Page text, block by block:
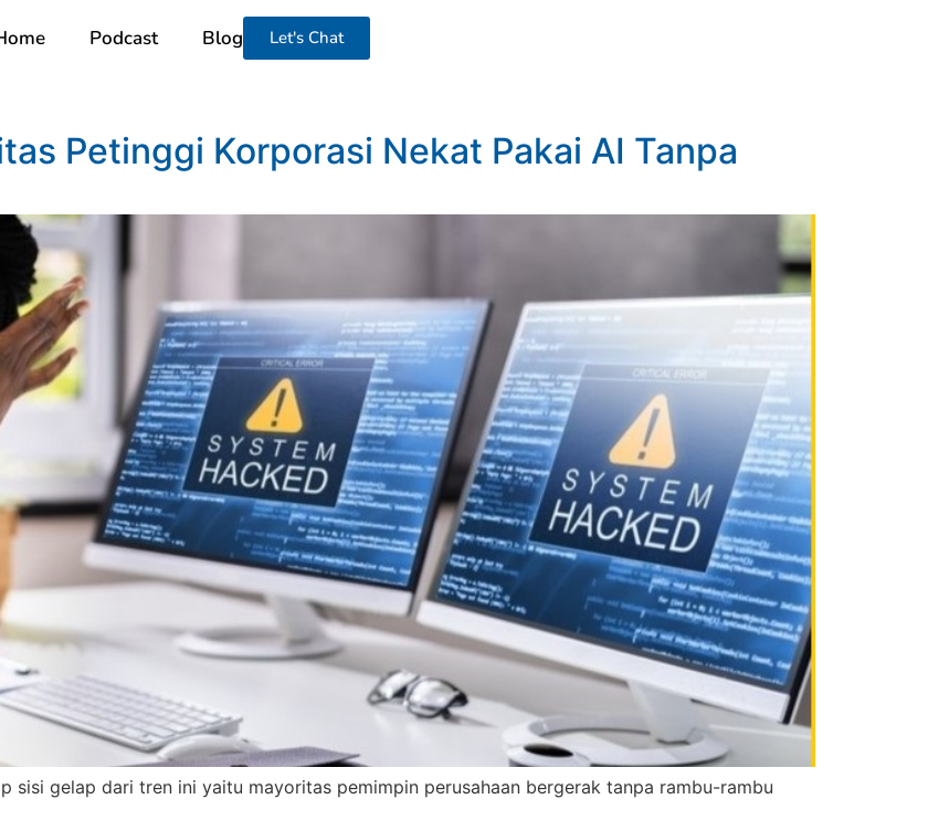
Podcast Blog Let's Chat
Petinggi Korporasi Nekat Pakai AI Tanpa
gelap dari tren ini yaitu mayoritas pemimpin perusahaan bergerak tanpa rambu-rambu